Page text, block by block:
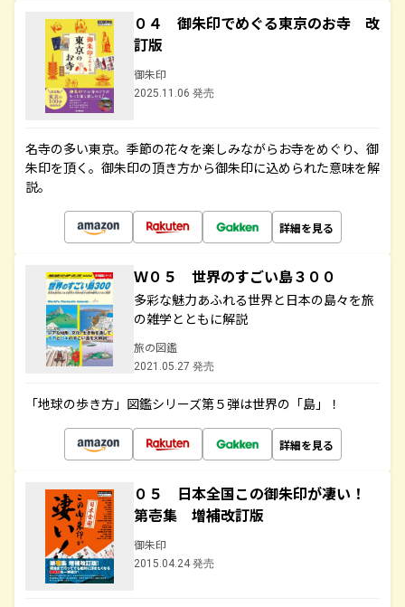
０４ 御朱印でめぐる東京のお寺 改
訂版
御朱印
2025.11.06 発売
名寺の多い東京。季節の花々を楽しみながらお寺をめぐり、御
朱印を頂く。御朱印の頂き方から御朱印に込められた意味を解
説。
詳細を見る
Ｗ０５ 世界のすごい島３００
多彩な魅力あふれる世界と日本の島々を旅
の雑学とともに解説
旅の図鑑
2021.05.27 発売
「地球の歩き方」図鑑シリーズ第５弾は世界の「島」！
詳細を見る
０５ 日本全国この御朱印が凄い！
第壱集 増補改訂版
御朱印
2015.04.24 発売